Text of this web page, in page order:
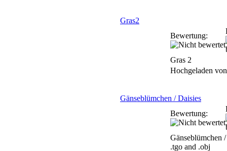
Gras2
Bewertung:
Gras 2
Hochgeladen
Gänseblümchen / Daisies
Bewertung:
Gänseblümchen
.tgo and .obj